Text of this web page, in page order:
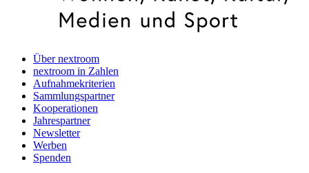
Über nextroom
nextroom in Zahlen
Aufnahmekriterien
Sammlungspartner
Kooperationen
Jahrespartner
Newsletter
Werben
Spenden